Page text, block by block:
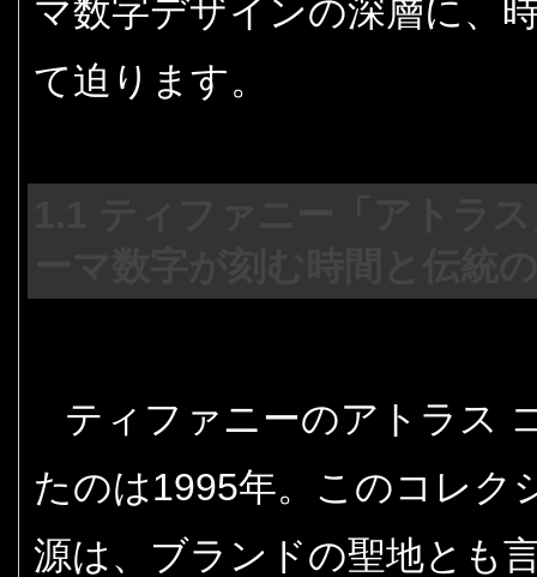
マ数字デザインの深層に、
て迫ります。
ティファニーのアトラス
たのは1995年。このコレク
源は、ブランドの聖地とも